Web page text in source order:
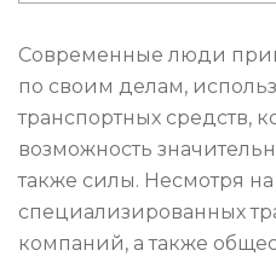
Современные люди
по своим делам,
транспортных средств,
возможность
также силы. Несмотря
специализированных
компаний, а также